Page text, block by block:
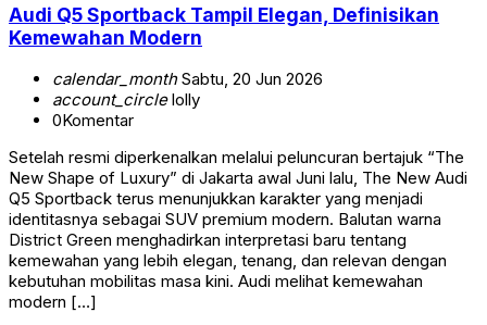
Audi Q5 Sportback Tampil Elegan, Definisikan
Kemewahan Modern
calendar_monthSabtu, 20 Jun 2026
account_circlelolly
0Komentar
Setelah resmi diperkenalkan melalui peluncuran bertajuk “The
New Shape of Luxury” di Jakarta awal Juni lalu, The New Audi
Q5 Sportback terus menunjukkan karakter yang menjadi
identitasnya sebagai SUV premium modern. Balutan warna
District Green menghadirkan interpretasi baru tentang
kemewahan yang lebih elegan, tenang, dan relevan dengan
kebutuhan mobilitas masa kini. Audi melihat kemewahan
modern […]